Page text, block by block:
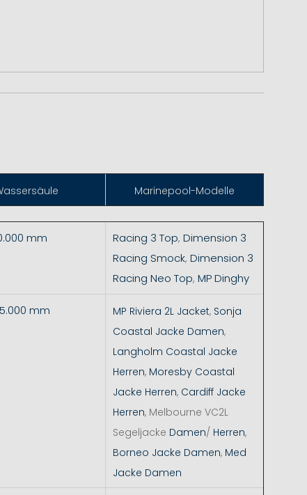
Marinepool-Modelle
mm Racing 3 Top, Dimension 3
Racing Smock, Dimension 3
Racing Neo Top, MP Dinghy
mm MP Riviera 2L Jacket, Sonja
Coastal Jacke Damen,
Langholm Coastal Jacke
Herren, Moresby Coastal
Jacke Herren, Cardiff Jacke
Herren, Melbourne VC2L
Segeljacke Damen/ Herren,
Borneo Jacke Damen, Med
Jacke Damen